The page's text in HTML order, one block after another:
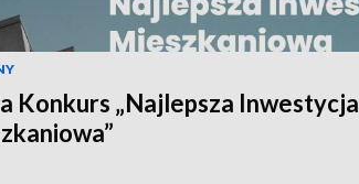
Konkurs „Najlepsza Inwestycja